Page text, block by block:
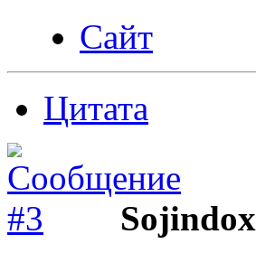
Сайт
Цитата
Sojindox